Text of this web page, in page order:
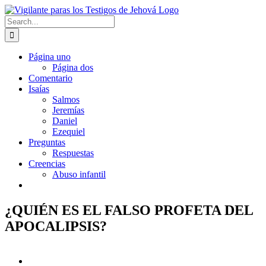
Skip
to
content
Search
for:
Página uno
Página dos
Comentario
Isaías
Salmos
Jeremías
Daniel
Ezequiel
Preguntas
Respuestas
Creencias
Abuso infantil
¿QUIÉN ES EL FALSO PROFETA DEL
APOCALIPSIS?